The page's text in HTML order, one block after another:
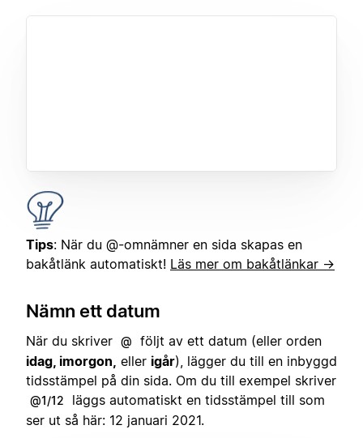
Tips: När du @-omnämner en sida skapas en
bakåtlänk automatiskt! Läs mer om bakåtlänkar →
Nämn ett datum
När du skriver @
följt av ett datum (eller orden
idag, imorgon, eller igår), lägger du till en inbyggd
tidsstämpel på din sida. Om du till exempel skriver
@1/12
läggs automatiskt en tidsstämpel till som
ser ut så här: 12 januari 2021.